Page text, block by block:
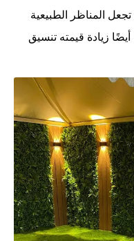
المناظر الطبيعية
زيادة قيمته تنسيق